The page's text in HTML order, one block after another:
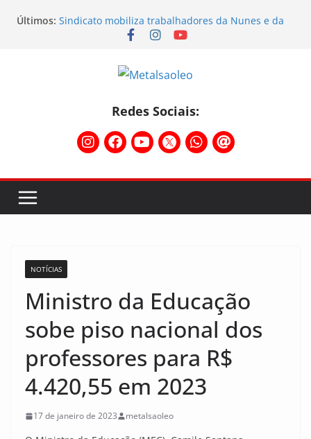
Últimos: Sindicato mobiliza trabalhadores da Nunes e da
planeja o futuro da região
Semana do STIMMMESL foi marcada por fortes
Conselho Diretivo da CNM/CUT debate indústria e
mobilização dos metalúrgicos
Physioclinic: parceira do Sindicato
Redes Sociais:
NOTÍCIAS
Ministro da Educação
sobe piso nacional dos
professores para R$
4.420,55 em 2023
17 de janeiro de 2023 metalsaoleo